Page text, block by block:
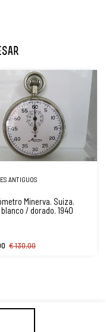
ANTIGUOS
Minerva. Suiza.
/ dorado. 1940
€ 130,00